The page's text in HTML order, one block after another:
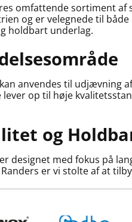
omfattende sortiment
og er velegnede til
holdbart underlag.
anvendes til udjævning
op til høje
og
designet med fokus på
er vi stolte af at